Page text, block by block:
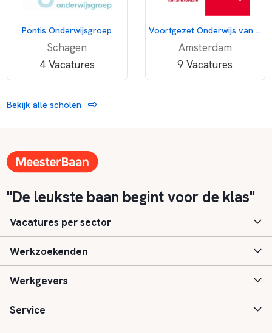
Pontis Onderwijsgroep
Schagen
4 Vacatures
Voortgezet Onderwijs van Amsterdam
Amsterdam
9 Vacatures
Bekijk alle scholen
"De leukste baan begint voor de klas"
Vacatures per sector
Basisonderwijs
Speciaal (basis) onderwijs
Voortgezet onderwijs
Werkzoekenden
Aanmelden
Vacatures
Werkgevers
Inloggen
Service